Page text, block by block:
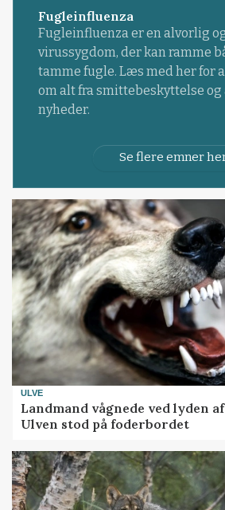
Fugleinfluenza
Fugleinfluenza er en alvorlig
virussygdom, der kan ramme
tamme fugle. Læs med her for
om alt fra smittebeskyttelse
nyheder.
Se flere emner
ULVE
Landmand vågnede ved lyden
Ulven stod på foderbordet